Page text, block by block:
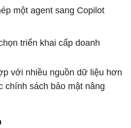
một agent sang Copilot
triển khai cấp doanh
với nhiều nguồn dữ liệu hơn
chính sách bảo mật nâng